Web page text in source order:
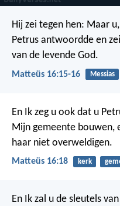
Hij zei tegen hen: Maar
Petrus antwoordde en
van de levende God.
Matteüs 16:15-16 Messias
En Ik zeg u ook dat u
Mijn gemeente bouwen,
haar niet overweldigen.
Matteüs 16:18 kerk
En Ik zal u de sleutels